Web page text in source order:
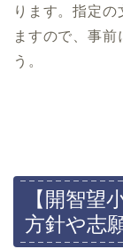
ります。指定の
ますので、事前
う。
【開智望
方針や志